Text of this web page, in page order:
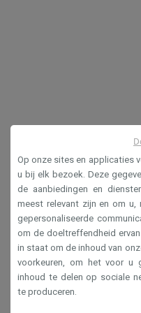
Op onze sites en applicaties
u bij elk bezoek. Deze
de aanbiedingen en
meest relevant zijn en om
gepersonaliseerde
om de doeltreffendheid
in staat om de inhoud van
voorkeuren, om het voor u
inhoud te delen op sociale
te produceren.